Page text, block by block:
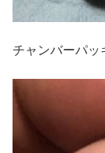
チャンバーパッ